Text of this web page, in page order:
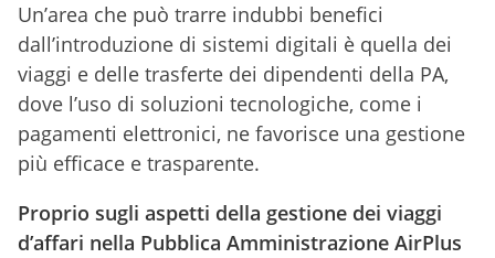
Un’area che può trarre indubbi benefici
dall’introduzione di sistemi digitali è quella dei
viaggi e delle trasferte dei dipendenti della PA,
dove l’uso di soluzioni tecnologiche, come i
pagamenti elettronici, ne favorisce una gestione
più efficace e trasparente.
Proprio sugli aspetti della gestione dei viaggi
d’affari nella Pubblica Amministrazione AirPlus